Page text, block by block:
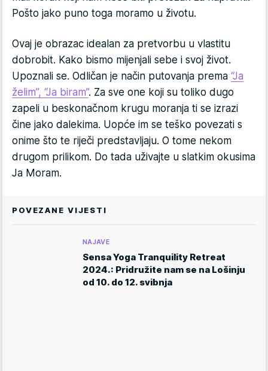
Pošto jako puno toga moramo u životu.
Ovaj je obrazac idealan za pretvorbu u vlastitu
dobrobit. Kako bismo mijenjali sebe i svoj život.
Upoznali se. Odličan je način putovanja prema “Ja
želim”, “Ja biram”. Za sve one koji su toliko dugo
zapeli u beskonačnom krugu moranja ti se izrazi
čine jako dalekima. Uopće im se teško povezati s
onime što te riječi predstavljaju. O tome nekom
drugom prilikom. Do tada uživajte u slatkim okusima
Ja Moram.
POVEZANE VIJESTI
NAJAVE
Sensa Yoga Tranquility Retreat
2024.: Pridružite nam se na Lošinju
od 10. do 12. svibnja